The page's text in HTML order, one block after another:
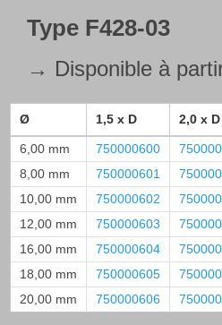
Type F428-03
→ Disponible à
Ø 1,5 x D 2,0 x D
6,00 mm 750000600
8,00 mm
750000601
10,00 mm
750000602
12,00 mm
750000603
16,00 mm
750000604
18,00 mm
750000605
20,00 mm
750000606